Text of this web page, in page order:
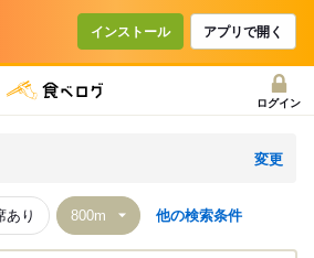
インストール アプリで開く
ログイン
変更
あり 他の検索条件